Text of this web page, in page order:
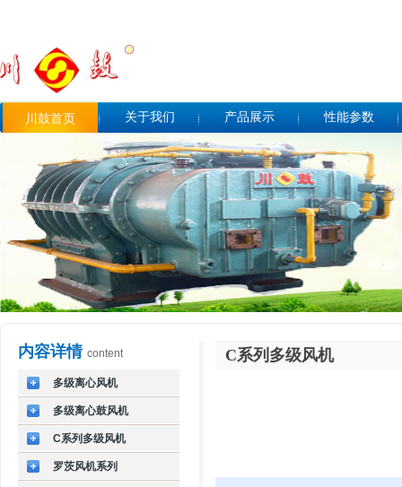
川鼓首页 关于我们 产品展示 性能参数
内容详情 content
多级离心风机
多级离心鼓风机
C系列多级风机
罗茨风机系列
C系列多级风机